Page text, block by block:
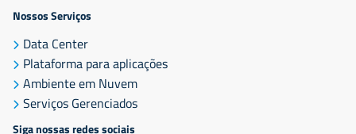
Nossos Serviços
Data Center
Plataforma para aplicações
Ambiente em Nuvem
Serviços Gerenciados
Siga nossas redes sociais